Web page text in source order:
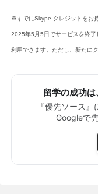
※すでにSkype クレジットをお
2025年5月5日でサービスを終了
利用できます。ただし、新たに
留学の成功は
『優先ソース
Googleで